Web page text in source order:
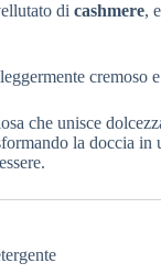
di cashmere,
cremoso
che unisce
la doccia in